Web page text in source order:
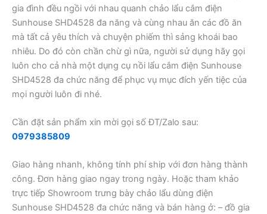
gia đình đều ngồi với nhau quanh chảo lẩu cắm điện
Sunhouse SHD4528 đa năng và cùng nhau ăn các đồ ăn
mà tất cả yêu thích và chuyện phiếm thì sảng khoái bao
nhiêu. Do đó còn chần chừ gì nữa, người sử dụng hãy gọi
luôn cho cả nhà một dụng cụ nồi lẩu cắm điện Sunhouse
SHD4528 đa chức năng để phục vụ mục đích yến tiệc của
mọi người luôn đi nhé.
Cần đặt sản phẩm xin mời gọi số ĐT/Zalo sau:
0979385809
Giao hàng nhanh, không tính phí ship với đơn hàng thành
công. Đơn hàng giao ngay trong ngày. Hoặc tham khảo
trực tiếp Showroom trưng bày chảo lẩu dùng điện
Sunhouse SHD4528 đa chức năng và bán hàng ở: – đồ gia